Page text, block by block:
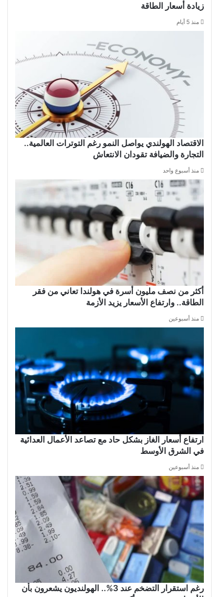
زيادة أسعار الطاقة
منذ 5 أيام
الاقتصاد الهولندي يواصل النمو رغم التوترات العالمية..
التجارة والضيافة تقودان الانتعاش
منذ أسبوع واحد
أكثر من نصف مليون أسرة في هولندا تعاني من فقر
الطاقة.. وارتفاع الأسعار يزيد الأزمة
منذ أسبوعين
ارتفاع أسعار الغاز بشكل حاد مع تصاعد الأعمال العدائية
في الشرق الأوسط
منذ أسبوعين
رغم استقرار التضخم عند 3%.. الهولنديون يشعرون بأن